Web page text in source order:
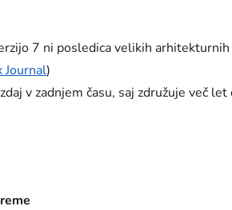
7 ni posledica velikih
Journal)
v zadnjem času, saj združuje več